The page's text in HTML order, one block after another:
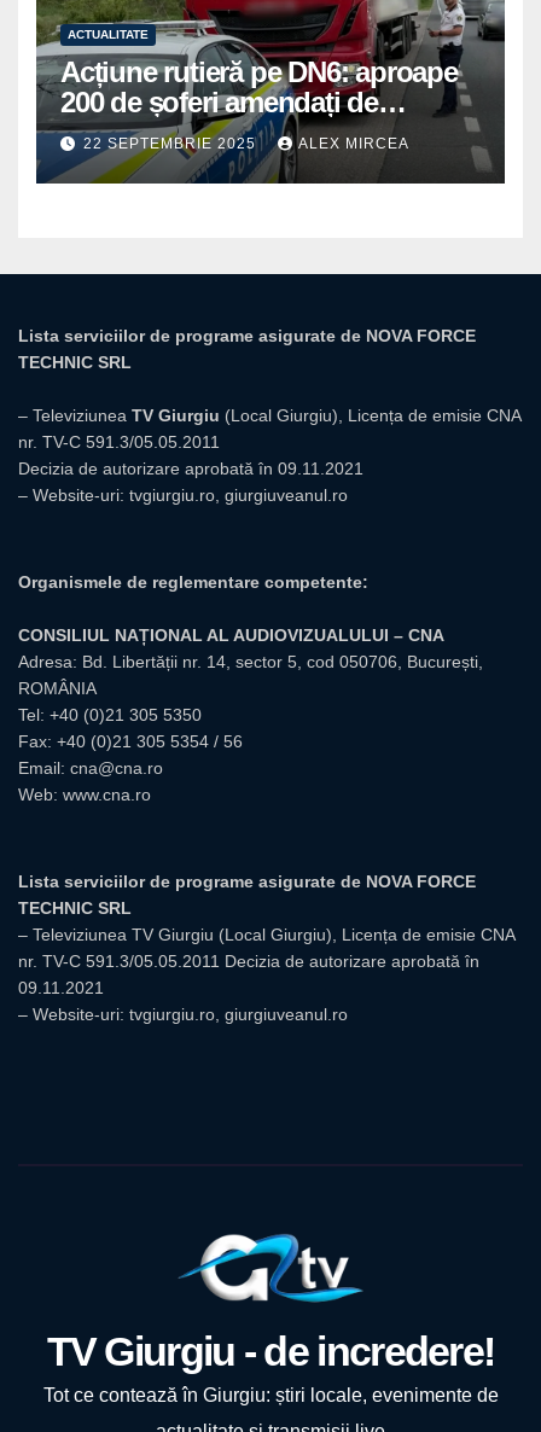
ACTUALITATE
Acțiune rutieră pe DN6: aproape
200 de șoferi amendați de
polițiștii din Mihăilești
22 SEPTEMBRIE 2025 ALEX MIRCEA
Lista serviciilor de programe asigurate de NOVA FORCE
TECHNIC SRL
– Televiziunea TV Giurgiu (Local Giurgiu), Licența de emisie CNA
nr. TV-C 591.3/05.05.2011
Decizia de autorizare aprobată în 09.11.2021
– Website-uri: tvgiurgiu.ro giurgiuveanul.ro
Organismele de reglementare competente:
CONSILIUL NAȚIONAL AL AUDIOVIZUALULUI – CNA
Adresa: Bd. Libertății nr. 14, sector 5, cod 050706, București,
ROMÂNIA
Tel: +40 (0)21 305 5350
Fax: +40 (0)21 305 5354 / 56
Email: cna@cna.ro
Web: www.cna.ro
Lista serviciilor de programe asigurate de NOVA FORCE
TECHNIC SRL
– Televiziunea TV Giurgiu (Local Giurgiu), Licența de emisie CNA
nr. TV-C 591.3/05.05.2011 Decizia de autorizare aprobată în
09.11.2021
– Website-uri: tvgiurgiu.ro, giurgiuveanul.ro
TV Giurgiu - de incredere!
Tot ce contează în Giurgiu: știri locale, evenimente de